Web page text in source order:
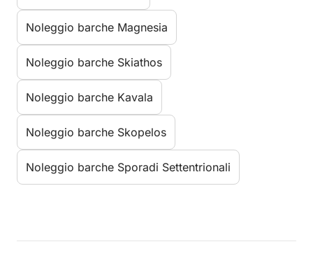
Noleggio barche Magnesia
Noleggio barche Skiathos
Noleggio barche Kavala
Noleggio barche Skopelos
Noleggio barche Sporadi Settentrionali